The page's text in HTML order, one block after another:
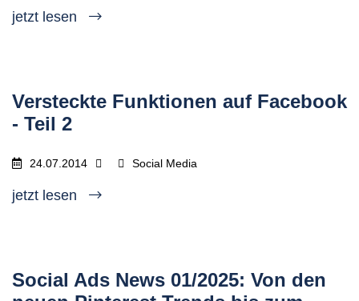
jetzt lesen
Versteckte Funktionen auf Facebook
- Teil 2
24.07.2014 Social Media
jetzt lesen
Social Ads News 01/2025: Von den